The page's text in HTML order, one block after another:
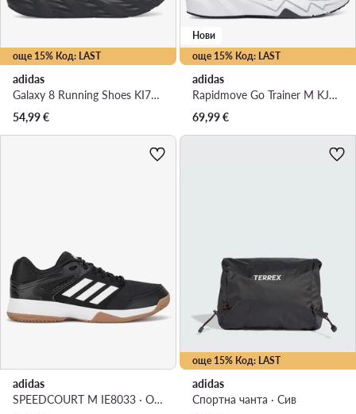
още 15% Код: LAST
adidas
Galaxy 8 Running Shoes KI7980 · Маратонки за бягане
54,99€
още 15% Код: LAST
Нови
adidas
Rapidmove Go Trainer M KJ9184 · Обувки за фитнес зала
69,99€
adidas
SPEEDCOURT M IE8033 · Обувки за зала
още 15% Код: LAST
adidas
Спортна чанта · Сив